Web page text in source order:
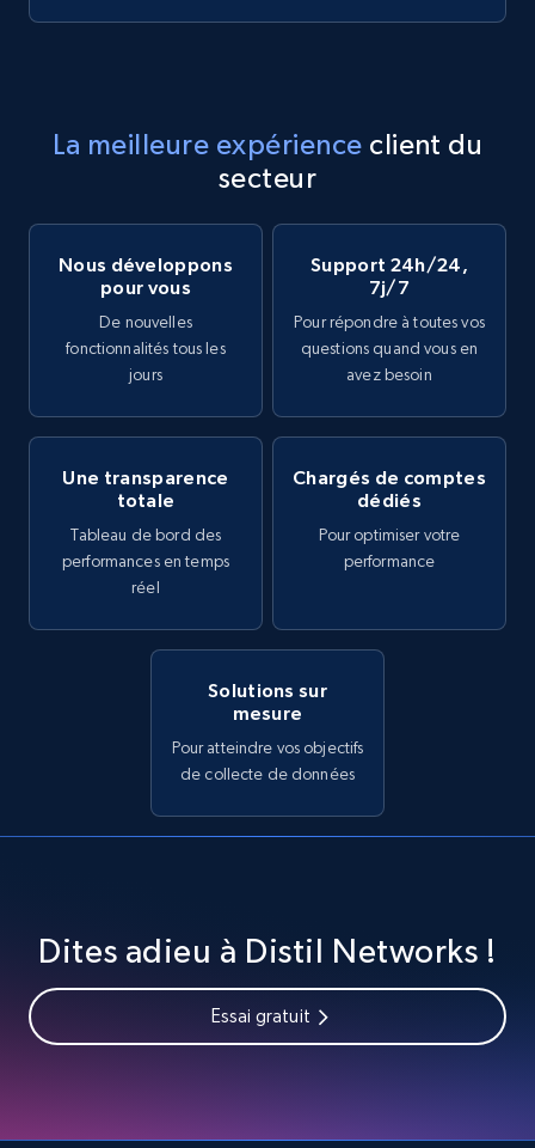
La meilleure expérience client du
secteur
Nous développons
pour vous
De nouvelles
fonctionnalités tous les
jours
Support 24h/24,
7j/7
Pour répondre à toutes vos
questions quand vous en
avez besoin
Une transparence
totale
Tableau de bord des
performances en temps
réel
Chargés de comptes
dédiés
Pour optimiser votre
performance
Solutions sur
mesure
Pour atteindre vos objectifs
de collecte de données
Dites adieu à Distil Networks !
Essai gratuit